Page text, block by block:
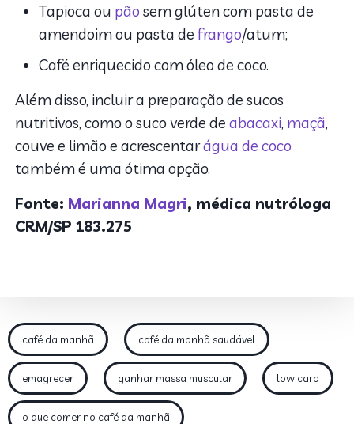
Tapioca ou pão sem glúten com pasta de
amendoim ou pasta defrango/atum;
Café enriquecido com óleo de coco.
Além disso, incluir a preparação de sucos
nutritivos, como o suco verde deabacaxi, maçã,
couve e limão e acrescentarágua de coco
também é uma ótima opção.
Fonte: Marianna Magri, médica nutróloga
CRM/SP 183.275
café da manhã café da manhã saudável
emagrecer ganhar massa muscular low carb
o que comer no café da manhã